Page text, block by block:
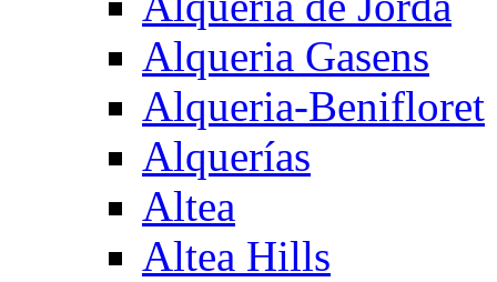
Alqueria Gasens
Alqueria-Benifloret
Alquerías
Altea
Altea Hills